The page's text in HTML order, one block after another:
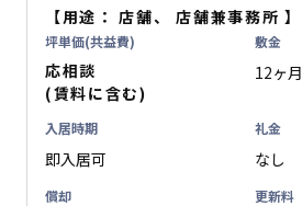
【用途：店舗、 店舗兼事務所 】
坪単価(共益費)
応相談
(賃料に含む)
敷金
12ヶ月
入居時期
即入居可
礼金
なし
償却 更新料